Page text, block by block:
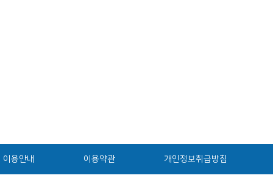
이용안내 이용약관 개인정보취급방침